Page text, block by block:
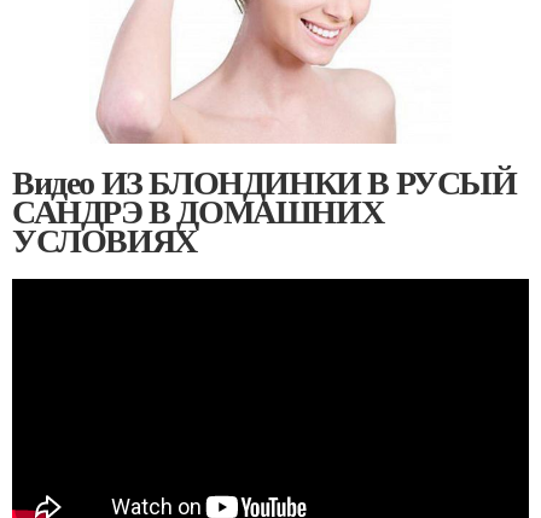
Видео ИЗ БЛОНДИНКИ В РУСЫЙ
САНДРЭ В ДОМАШНИХ
УСЛОВИЯХ